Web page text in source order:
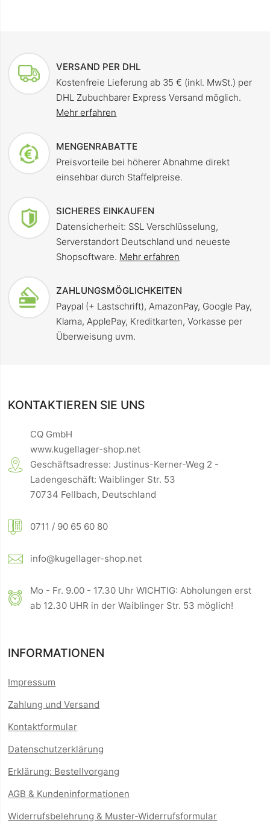
VERSAND PER DHL
Kostenfreie Lieferung ab 35 € (inkl. MwSt.) per
DHL Zubuchbarer Express Versand möglich.
Mehr erfahren
MENGENRABATTE
Preisvorteile bei höherer Abnahme direkt
einsehbar durch Staffelpreise.
SICHERES EINKAUFEN
Datensicherheit: SSL Verschlüsselung,
Serverstandort Deutschland und neueste
Shopsoftware. Mehr erfahren
ZAHLUNGSMÖGLICHKEITEN
Paypal (+ Lastschrift), AmazonPay, Google Pay,
Klarna, ApplePay, Kreditkarten, Vorkasse per
Überweisung uvm.
KONTAKTIEREN SIE UNS
CQ GmbH
www.kugellager-shop.net
Geschäftsadresse: Justinus-Kerner-Weg 2 -
Ladengeschäft: Waiblinger Str. 53
70734 Fellbach, Deutschland
0711 / 90 65 60 80
info@kugellager-shop.net
Mo - Fr. 9.00 - 17.30 Uhr WICHTIG: Abholungen erst
ab 12.30 UHR in der Waiblinger Str. 53 möglich!
INFORMATIONEN
Impressum
Zahlung und Versand
Kontaktformular
Datenschutzerklärung
Erklärung: Bestellvorgang
AGB & Kundeninformationen
Widerrufsbelehrung & Muster-Widerrufsformular